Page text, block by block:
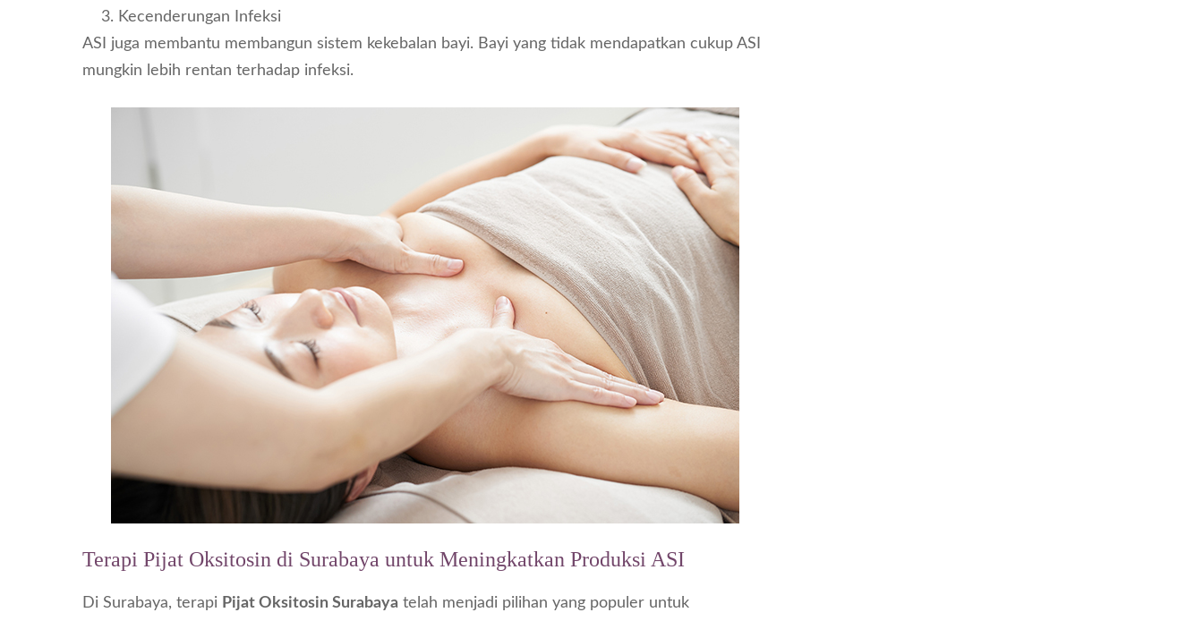
Kecenderungan Infeksi
ASI juga membantu membangun sistem kekebalan bayi. Bayi yang tidak mendapatkan cukup ASI
mungkin lebih rentan terhadap infeksi.
Terapi Pijat Oksitosin di Surabaya untuk Meningkatkan Produksi ASI
Di Surabaya, terapi Pijat Oksitosin Surabaya telah menjadi pilihan yang populer untuk